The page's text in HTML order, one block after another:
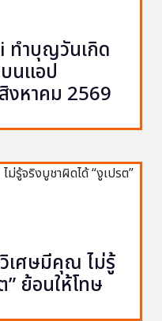
ทำบุญวันเกิด
นแอป
งหาคม 2569
เศษมีคุณ ไม่รู้
” ย้อนให้โทษ